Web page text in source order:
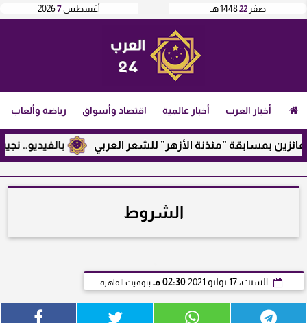
أغسطس7
2026 صفر 221448 هـ
أخبار العرب أخبار عالمية اقتصاد وأسواق رياضة وألعاب
بالفيديو.. بمسابقة ”مئذنة الأزهر” للشعر العربي
الشروط
السبت، 17 يوليو 2021 02:30 مـ بتوقيت القاهرة